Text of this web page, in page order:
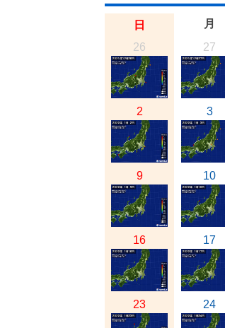
日 月
26
27
2 3
9 10
16 17
23 24